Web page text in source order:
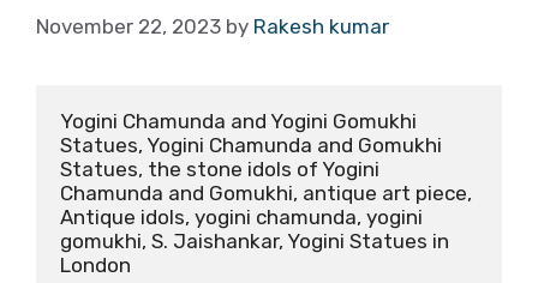
November 22, 2023 by Rakesh kumar
Yogini Chamunda and Yogini Gomukhi
Statues, Yogini Chamunda and Gomukhi
Statues, the stone idols of Yogini
Chamunda and Gomukhi, antique art piece,
Antique idols, yogini chamunda, yogini
gomukhi, S. Jaishankar, Yogini Statues in
London